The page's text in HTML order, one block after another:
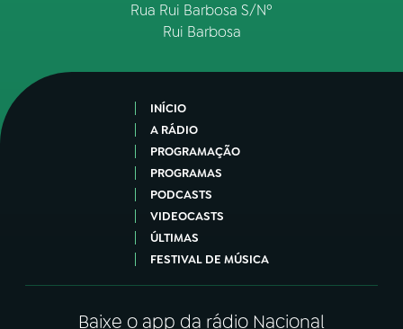
Rua Rui Barbosa S/Nº
Rui Barbosa
INÍCIO
A RÁDIO
PROGRAMAÇÃO
PROGRAMAS
PODCASTS
VIDEOCASTS
ÚLTIMAS
FESTIVAL DE MÚSICA
Baixe o app da rádio Nacional